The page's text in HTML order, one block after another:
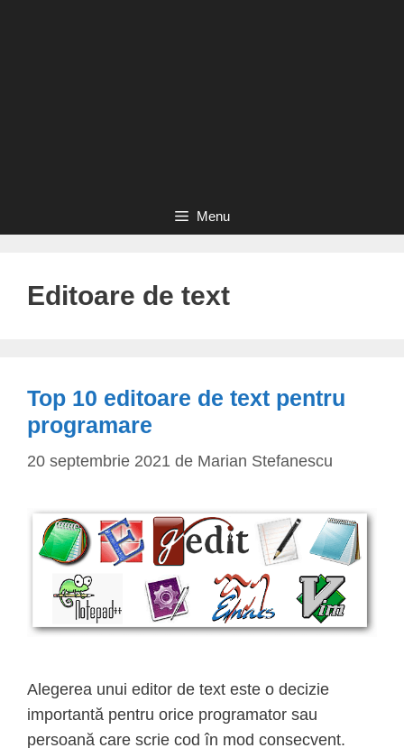
Menu
Editoare de text
Top 10 editoare de text pentru
programare
20 septembrie 2021 de Marian Stefanescu
Alegerea unui editor de text este o decizie
importantă pentru orice programator sau
persoană care scrie cod în mod consecvent.